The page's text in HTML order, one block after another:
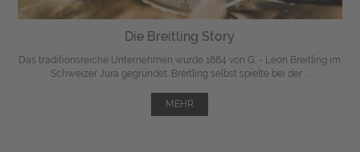
Die Breitling Story
Das traditionsreiche Unternehmen wurde 1884 von G. - Léon Breitling im
Schweizer Jura gegründet. Breitling selbst spielte bei der ...
MEHR